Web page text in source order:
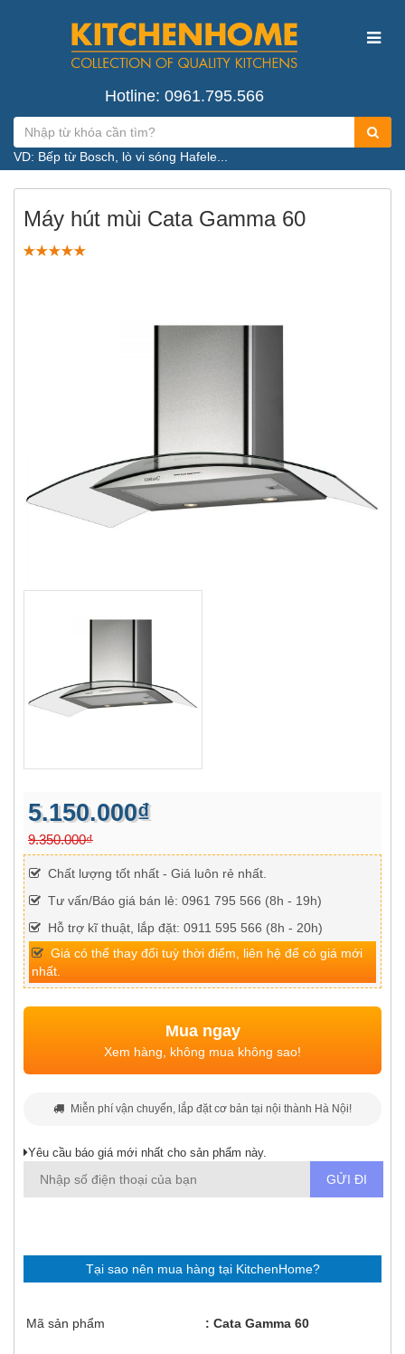
Hotline: 0961.795.566
VD: Bếp từ Bosch, lò vi sóng Hafele...
Máy hút mùi Cata Gamma 60
5.150.000₫
9.350.000₫
Chất lượng tốt nhất - Giá luôn rẻ nhất.
Tư vấn/Báo giá bán lẻ: 0961 795 566 (8h - 19h)
Hỗ trợ kĩ thuật, lắp đặt: 0911 595 566 (8h - 20h)
Giá có thể thay đổi tuỳ thời điểm, liên hệ để có giá mới
nhất.
Mua ngay
Xem hàng, không mua không sao!
Miễn phí vận chuyển, lắp đặt cơ bản tại nội thành Hà Nội!
Yêu cầu báo giá mới nhất cho sản phẩm này.
Tại sao nên mua hàng tại KitchenHome?
Mã sản phẩm Cata Gamma 60